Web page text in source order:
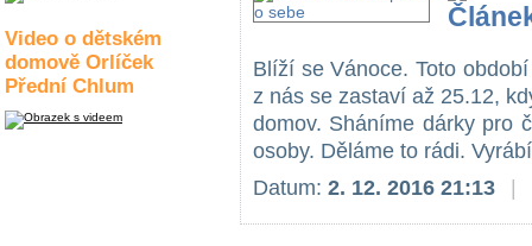
Video o dětském
domově Orlíček
Přední Chlum
Blíží se Vánoce. Toto
z nás se zastaví až 25.12,
domov. Sháníme dárky pro
osoby. Děláme to rádi.
Datum: 2. 12. 2016 21:13